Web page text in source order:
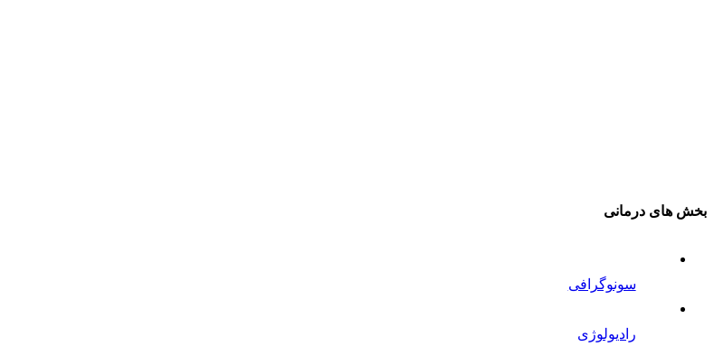
بخش های درمانی
سونوگرافی
رادیولوژی